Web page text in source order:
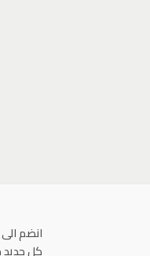
انضم
كل جديد